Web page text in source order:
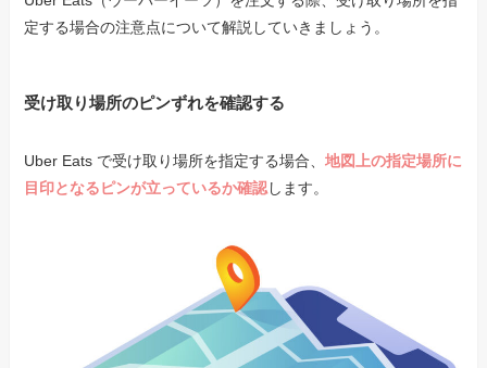
定する場合の注意点について解説していきましょう。
受け取り場所のピンずれを確認する
Uber Eats で受け取り場所を指定する場合、地図上の指定場所に
目印となるピンが立っているか確認します。